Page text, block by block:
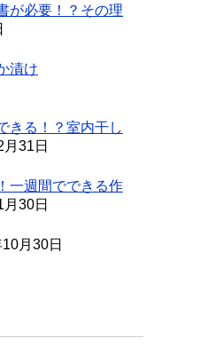
が必要！？その理
漬け
きる！？室内干し
31日
一週間でできる作
30日
月30日